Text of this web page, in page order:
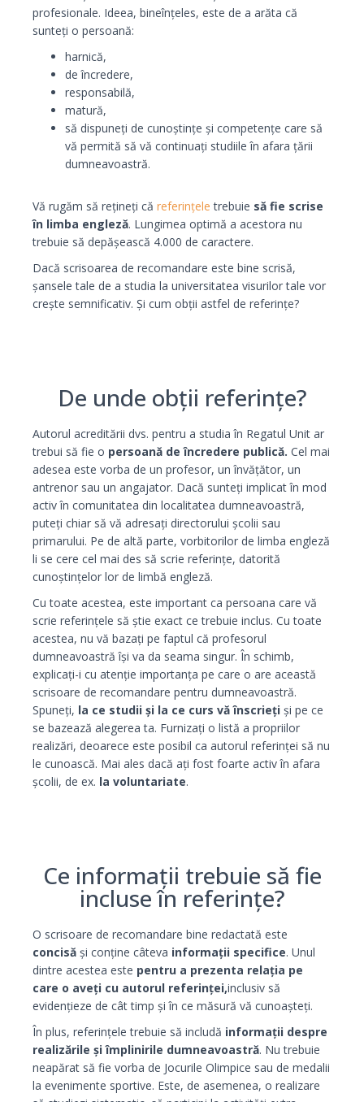
profesionale. Ideea, bineînțeles, este de a arăta că
sunteți o persoană:
harnică,
de încredere,
responsabilă,
matură,
să dispuneți de cunoștințe și competențe care să
vă permită să vă continuați studiile în afara țării
dumneavoastră.
Vă rugăm să rețineți că referințele trebuie să fie scrise
în limba engleză. Lungimea optimă a acestora nu
trebuie să depășească 4.000 de caractere.
Dacă scrisoarea de recomandare este bine scrisă,
șansele tale de a studia la universitatea visurilor tale vor
crește semnificativ. Și cum obții astfel de referințe?
De unde obții referințe?
Autorul acreditării dvs. pentru a studia în Regatul Unit ar
trebui să fie o persoană de încredere publică. Cel mai
adesea este vorba de un profesor, un învățător, un
antrenor sau un angajator. Dacă sunteți implicat în mod
activ în comunitatea din localitatea dumneavoastră,
puteți chiar să vă adresați directorului școlii sau
primarului. Pe de altă parte, vorbitorilor de limba engleză
li se cere cel mai des să scrie referințe, datorită
cunoștințelor lor de limbă engleză.
Cu toate acestea, este important ca persoana care vă
scrie referințele să știe exact ce trebuie inclus. Cu toate
acestea, nu vă bazați pe faptul că profesorul
dumneavoastră își va da seama singur. În schimb,
explicați-i cu atenție importanța pe care o are această
scrisoare de recomandare pentru dumneavoastră.
Spuneți, la ce studii și la ce curs vă înscrieți și pe ce
se bazează alegerea ta. Furnizați o listă a propriilor
realizări, deoarece este posibil ca autorul referinței să nu
le cunoască. Mai ales dacă ați fost foarte activ în afara
școlii, de ex. la voluntariate.
Ce informații trebuie să fie
incluse în referințe?
O scrisoare de recomandare bine redactată este
concisă și conține câteva informații specifice. Unul
dintre acestea este pentru a prezenta relația pe
care o aveți cu autorul referinței,inclusiv să
evidențieze de cât timp și în ce măsură vă cunoașteți.
În plus, referințele trebuie să includă informații despre
realizările și împlinirile dumneavoastră. Nu trebuie
neapărat să fie vorba de Jocurile Olimpice sau de medalii
la evenimente sportive. Este, de asemenea, o realizare